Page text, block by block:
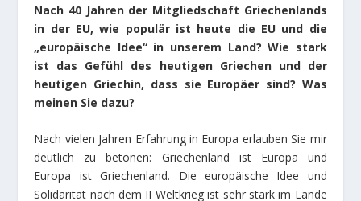
Νach 40 Jahren der Mitgliedschaft Griechenlands
in der EU, wie populär ist heute die EU und die
„europäische Idee“ in unserem Land? Wie stark
ist das Gefühl des heutigen Griechen und der
heutigen Griechin, dass sie Europäer sind? Was
meinen Sie dazu?
Nach vielen Jahren Erfahrung in Europa erlauben Sie mir
deutlich zu betonen: Griechenland ist Europa und
Europa ist Griechenland. Die europäische Idee und
Solidarität nach dem II Weltkrieg ist sehr stark im Lande